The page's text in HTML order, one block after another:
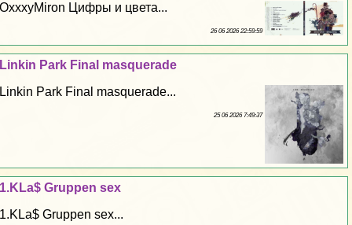
OxxxyMiron Цифры и цвета...
26 06 2026 22:59:59
Linkin Park Final masquerade
Linkin Park Final masquerade...
25 06 2026 7:49:37
1.KLa$ Gruppen sех
1.KLa$ Gruppen sех...